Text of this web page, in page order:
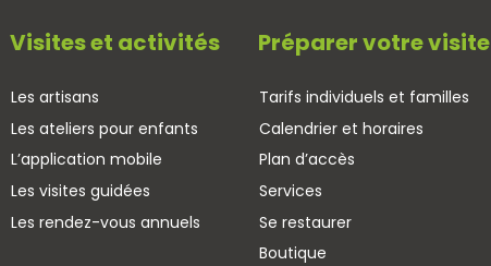
Visites et activités
Les artisans
Les ateliers pour enfants
L’application mobile
Les visites guidées
Les rendez-vous annuels
Préparer votre visite
Tarifs individuels et familles
Calendrier et horaires
Plan d’accès
Services
Se restaurer
Boutique